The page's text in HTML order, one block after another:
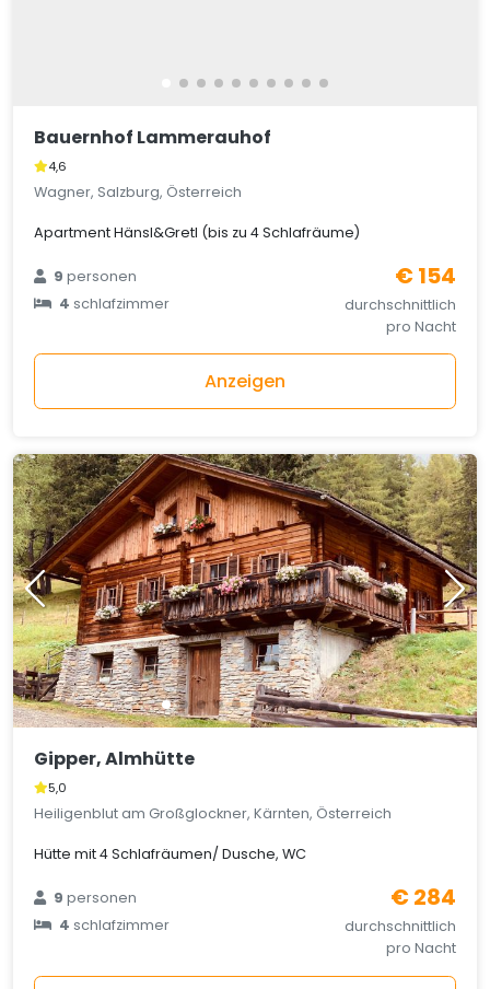
Bauernhof Lammerauhof
4,6
Wagner, Salzburg, Österreich
Apartment Hänsl&Gretl (bis zu 4 Schlafräume)
9personen
4schlafzimmer
€ 154
durchschnittlich
pro Nacht
Anzeigen
Gipper, Almhütte
5,0
Heiligenblut am Großglockner, Kärnten, Österreich
Hütte mit 4 Schlafräumen/ Dusche, WC
9personen
4schlafzimmer
€ 284
durchschnittlich
pro Nacht